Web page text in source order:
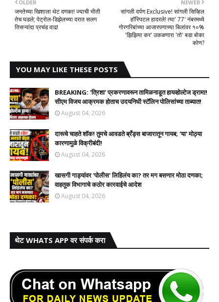
NEWER
सांगली दर्पण Exclusive! सांगली सिव्हिल
हॉस्पिटल हादरले! त्या' 77' नंबरमध्ये
गोरगरिबांच्या आजारपणाच्या बिलांवर १०%
'झिझिया कर' उकळणारा 'तो' बडा बोका
कोण?
OLDER
जनतेच्या खिशाला थेट दणका! ज्याची भीती
तेच घडले; पेट्रोल-डिझेलच्या दरात सलग
तिसऱ्यांदा प्रचंड वाढ!
YOU MAY LIKE THESE POSTS
BREAKING: 'त्रिशा' प्रकरणावरून तामिळनाडूत हायव्होल्टेज ड्रामा!
सीएम विजय आक्रमक होताच उदयनिधी स्टॅलिन पोलिसांच्या ताब्यात!
August 04, 2026
दारूचे चाहते शॉक! तुमचे आवडते ब्रँड्स बाजारातून गायब; 'या' मोठ्या
कारणामुळे विक्रीबंदी!
August 04, 2026
खासगी गाड्यांवर 'पोलीस' लिहिलंय का? तर मग बसणार मोठा दणका;
वाहतूक विभागाचे कठोर कारवाईचे आदेश
August 04, 2026
थेट WHATS APP वर संपर्क करा